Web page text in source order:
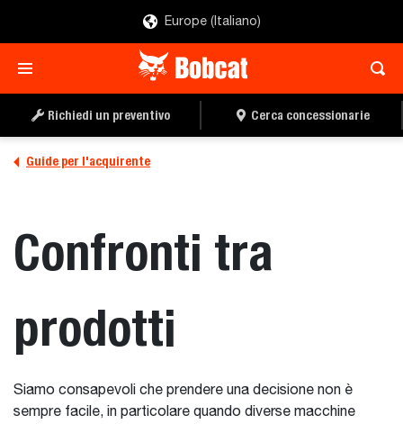
Europe (Italiano)
Richiedi un preventivo Cerca concessionarie
Guide per l'acquirente
Confronti tra
prodotti
Siamo consapevoli che prendere una decisione non è
sempre facile, in particolare quando diverse macchine